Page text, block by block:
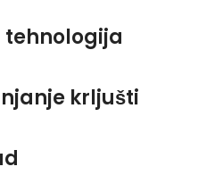
krljušti